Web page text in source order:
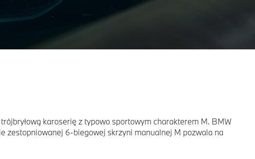
karoserię z typowo sportowym charakterem M. BMW
zestopniowanej 6-biegowej skrzyni manualnej M pozwala na